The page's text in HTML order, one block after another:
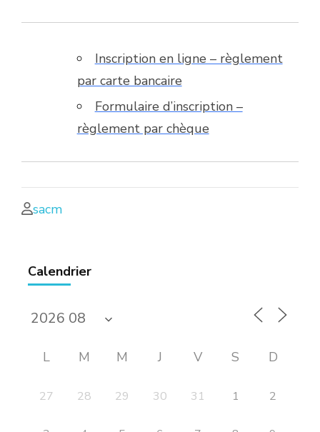
Inscription en ligne – règlement
par carte bancaire
Formulaire d’inscription –
règlement par chèque
sacm
Calendrier
L M M J V S D
27 28 29 30 31 1 2